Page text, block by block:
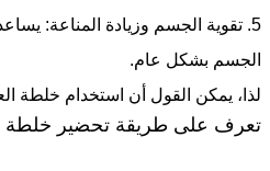
5. تقوية الجسم وزيادة المناعة:
الجسم بشكل عام.
لذا، يمكن القول أن استخدام خلطة
تعرف على طريقة تحضير خلطة